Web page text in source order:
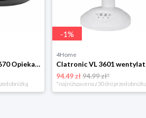
Clatronic ST/WA 3670 Opiekacz do kanapek
obniżką
-1%
4Home
94.49 zł94.99 zł*
*najniższa cena z 30 dni przed obniżką